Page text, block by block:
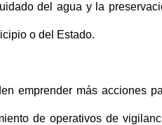
del agua y la
o del Estado.
emprender más acciones
de operativos de